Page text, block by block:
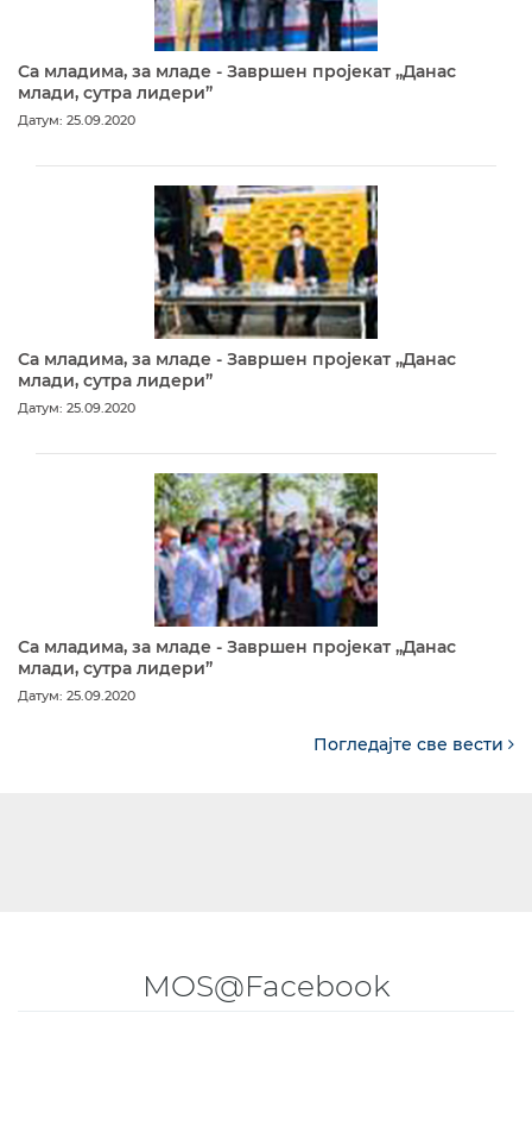
Са младима, за младе - Завршен пројекат „Данас
млади, сутра лидери”
Датум: 25.09.2020
Са младима, за младе - Завршен пројекат „Данас
млади, сутра лидери”
Датум: 25.09.2020
Са младима, за младе - Завршен пројекат „Данас
млади, сутра лидери”
Датум: 25.09.2020
Погледајте све вести
MOS@Facebook